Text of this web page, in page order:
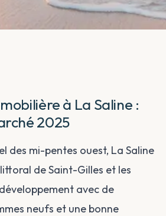
à La Saline :
2025
des mi-pentes ouest, La Saline
de Saint-Gilles et les
avec de
neufs et une bonne